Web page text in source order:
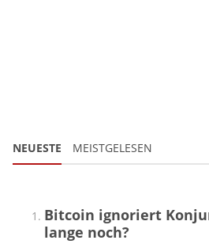
NEUESTE MEISTGELESEN
Bitcoin ignoriert
lange noch?